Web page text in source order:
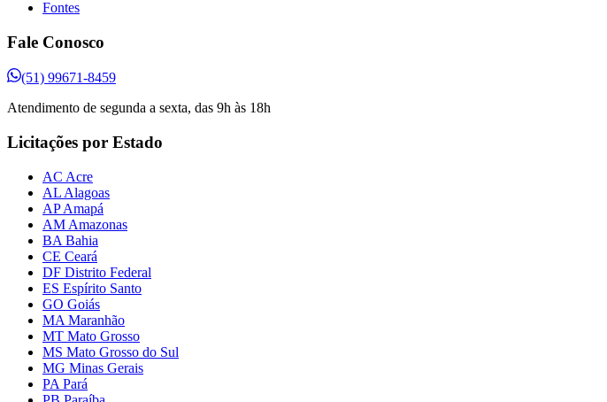
Fontes
Fale Conosco
(51) 99671-8459
Atendimento de segunda a sexta, das 9h às 18h
Licitações por Estado
AC Acre
AL Alagoas
AP Amapá
AM Amazonas
BA Bahia
CE Ceará
DF Distrito Federal
ES Espírito Santo
GO Goiás
MA Maranhão
MT Mato Grosso
MS Mato Grosso do Sul
MG Minas Gerais
PA Pará